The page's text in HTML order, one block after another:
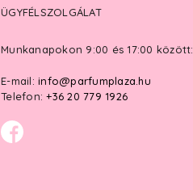
ÜGYFÉLSZOLGÁLAT
Munkanapokon 9:00 és 17:00 között:
E-mail: info@parfumplaza.hu
Telefon: +36 20 779 1926